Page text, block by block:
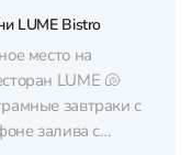
LUME Bistro
место на
LUME 🐚
завтраки с
залива с